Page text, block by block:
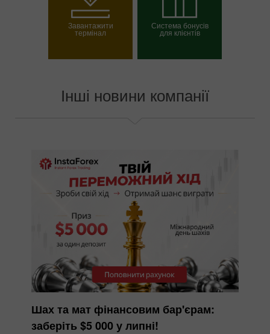
Завантажити
термінал
Система бонусів
для клієнтів
Інші новини компанії
Шах та мат фінансовим бар'єрам:
заберіть $5 000 у липні!